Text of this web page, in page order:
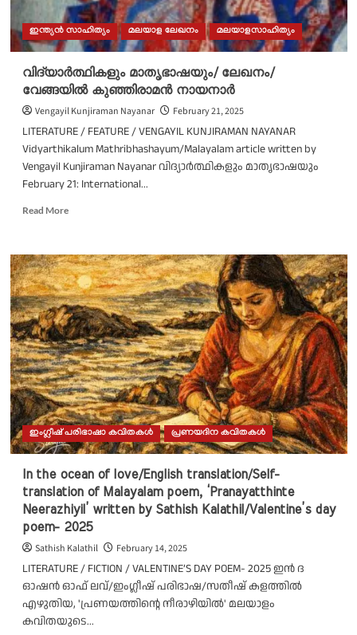
ഇന്ത്യൻ സാഹിത്യം മലയാള ലേഖനം മലയാളസാഹിത്യം
വിദ്യാർത്ഥികളും മാതൃഭാഷയും/ ലേഖനം/
വേങ്ങയിൽ കുഞ്ഞിരാമൻ നായനാർ
Vengayil Kunjiraman Nayanar February 21, 2025
LITERATURE / FEATURE / VENGAYIL KUNJIRAMAN NAYANAR
Vidyarthikalum Mathribhashayum/Malayalam article written by
Vengayil Kunjiraman Nayanar വിദ്യാർത്ഥികളും മാതൃഭാഷയും
February 21: International...
Read MoreRead
വിദ്യാർത്ഥികളും
മാതൃഭാഷയും/
ലേഖനം/
വേങ്ങയിൽ
കുഞ്ഞിരാമൻ
നായനാർ
ഇംഗ്ലീഷ് പരിഭാഷാ കവിതകൾ പ്രണയദിന കവിതകൾ
In the ocean of love/English translation/Self-
translation of Malayalam poem, ‘Pranayatthinte
Neerazhiyil’ written by Sathish Kalathil/Valentine’s day
poem- 2025
Sathish Kalathil February 14, 2025
LITERATURE / FICTION / VALENTINE’S DAY POEM- 2025 ഇൻ ദ
ഓഷൻ ഓഫ് ലവ്/ഇംഗ്ലീഷ് പരിഭാഷ/സതീഷ് കളത്തിൽ
എഴുതിയ, 'പ്രണയത്തിന്റെ നീരാഴിയിൽ' മലയാളം
കവിതയുടെ...